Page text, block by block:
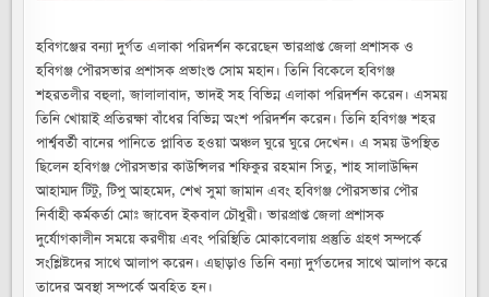
হবিগঞ্জের বন্যা দুর্গত এলাকা পরিদর্শন করেছেন ভারপ্রাপ্ত জেলা প্রশাসক ও
হবিগঞ্জ পৌরসভার প্রশাসক প্রভাংশু সোম মহান। তিনি বিকেলে হবিগঞ্জ
শহরতলীর বহুলা, জালালাবাদ, ভাদই সহ বিভিন্ন এলাকা পরিদর্শন করেন। এসময়
তিনি খোয়াই প্রতিরক্ষা বাঁধের বিভিন্ন অংশ পরিদর্শন করেন। তিনি হবিগঞ্জ শহর
পার্শ্ববর্তী বানের পানিতে প্লাবিত হওয়া অঞ্চল ঘুরে ঘুরে দেখেন। এ সময় উপস্থিত
ছিলেন হবিগঞ্জ পৌরসভার কাউন্সিলর শফিকুর রহমান সিতু, শাহ সালাউদ্দিন
আহাম্মদ টিটু, টিপু আহমেদ, শেখ সুমা জামান এবং হবিগঞ্জ পৌরসভার পৌর
নির্বাহী কর্মকর্তা মোঃ জাবেদ ইকবাল চৌধুরী। ভারপ্রাপ্ত জেলা প্রশাসক
দুর্যোগকালীন সময়ে করণীয় এবং পরিস্থিতি মোকাবেলায় প্রস্তুতি গ্রহণ সম্পর্কে
সংশ্লিষ্টদের সাথে আলাপ করেন। এছাড়াও তিনি বন্যা দুর্গতদের সাথে আলাপ করে
তাদের অবস্থা সম্পর্কে অবহিত হন।